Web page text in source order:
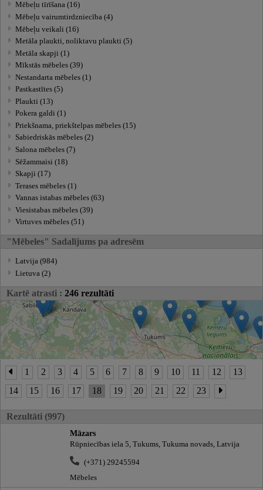
Mēbeļu tīrīšana (16)
Mēbeļu vairumtirdzniecība (4)
Mēbeļu veikali (16)
Metāla plaukti, noliktavu plaukti (5)
Metāla skapji (1)
Mīkstās mēbeles (39)
Nestandarta mēbeles (1)
Pastkastītes (5)
Plaukti (13)
Pokera galdi (1)
Priekšnama, priekštelpas mēbeles (15)
Sabiedriskās mēbeles (2)
Salona mēbeles (7)
Sēžammaisi (18)
Skapji (17)
Terases mēbeles (1)
Vannas istabas mēbeles (63)
Viesistabas mēbeles (39)
Virtuves mēbeles (51)
"Mēbeles" Sadalījums pa adresēm
Latvija (984)
Lietuva (2)
Kartē atrasti : 246 rezultāti
1 2 3 4 5 6 7 8 9 10 11 12
13
14
15 16 17 18 19 20 21 22 23
Rezultāti (997)
Māzars
Rūpniecības iela 5, Tukums, Tukuma novads, Latvija
(+371) 29245594
Mēbeles